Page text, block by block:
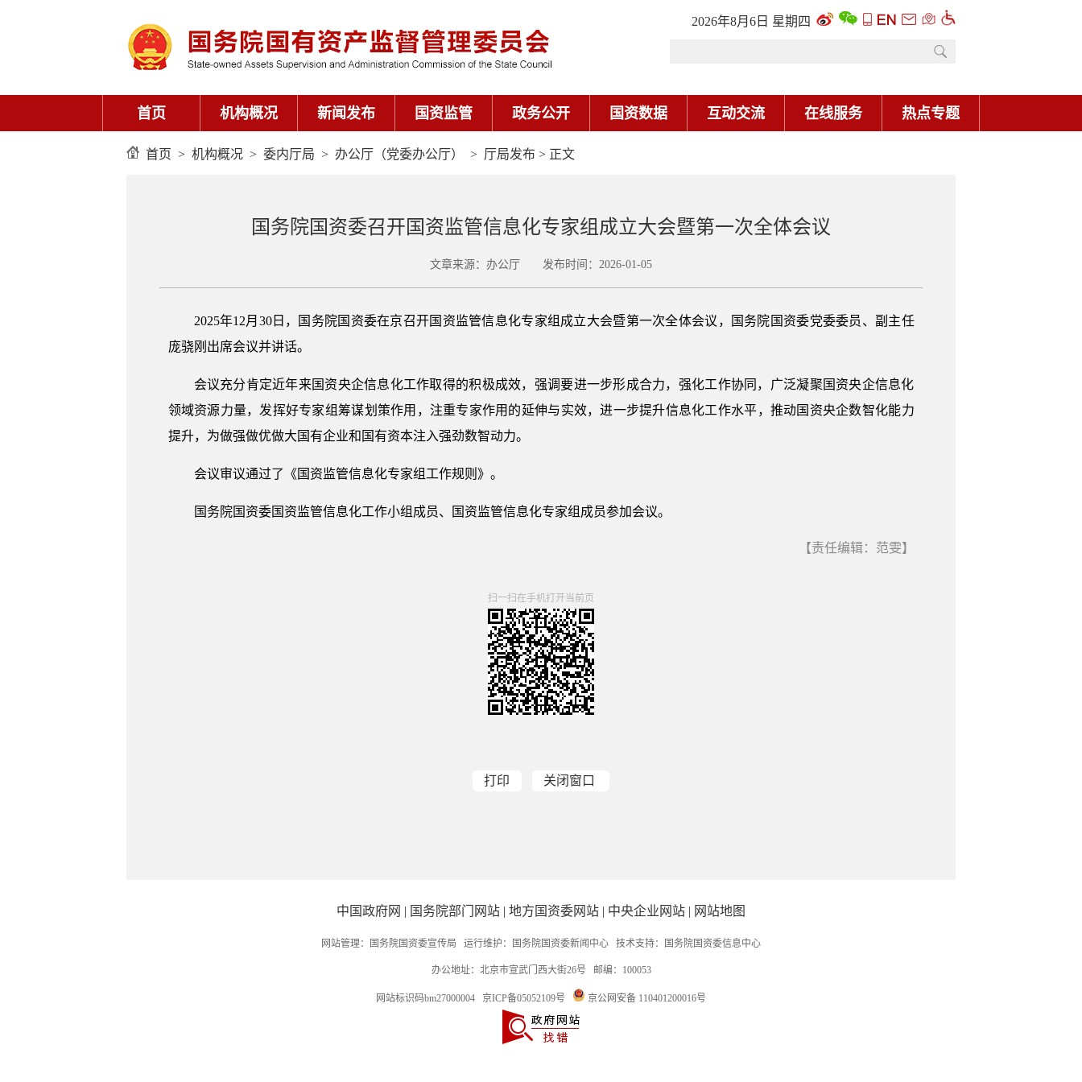
2026年8月6日 星期四
首页 机构概况 新闻发布 国资监管 政务公开 国资数据 互动交流 在线服务 热点专题
首页 > 机构概况 > 委内厅局 > 办公厅（党委办公厅） > 厅局发布 > 正文
国务院国资委召开国资监管信息化专家组成立大会暨第一次全体会议
文章来源：办公厅 发布时间：2026-01-05
2025年12月30日，国务院国资委在京召开国资监管信息化专家组成立大会暨第一次全体会议，国务院国资委党委委员、副主任
庞骁刚出席会议并讲话。
会议充分肯定近年来国资央企信息化工作取得的积极成效，强调要进一步形成合力，强化工作协同，广泛凝聚国资央企信息化
领域资源力量，发挥好专家组筹谋划策作用，注重专家作用的延伸与实效，进一步提升信息化工作水平，推动国资央企数智化能力
提升，为做强做优做大国有企业和国有资本注入强劲数智动力。
会议审议通过了《国资监管信息化专家组工作规则》。
国务院国资委国资监管信息化工作小组成员、国资监管信息化专家组成员参加会议。
【责任编辑：范雯】
扫一扫在手机打开当前页
打印 关闭窗口